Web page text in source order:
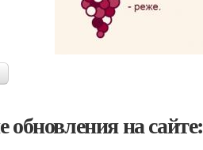
обновления на сайте: